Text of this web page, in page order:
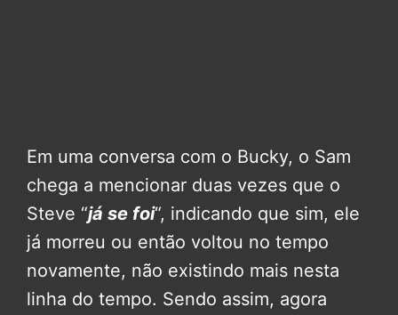
Em uma conversa com o Bucky, o Sam
chega a mencionar duas vezes que o
Steve “já se foi“, indicando que sim, ele
já morreu ou então voltou no tempo
novamente, não existindo mais nesta
linha do tempo. Sendo assim, agora